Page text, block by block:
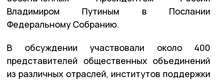
Владимиром Путиным в Послании
Федеральному Собранию.
В обсуждении участвовали около 400
представителей общественных объединений
из различных отраслей, институтов поддержки